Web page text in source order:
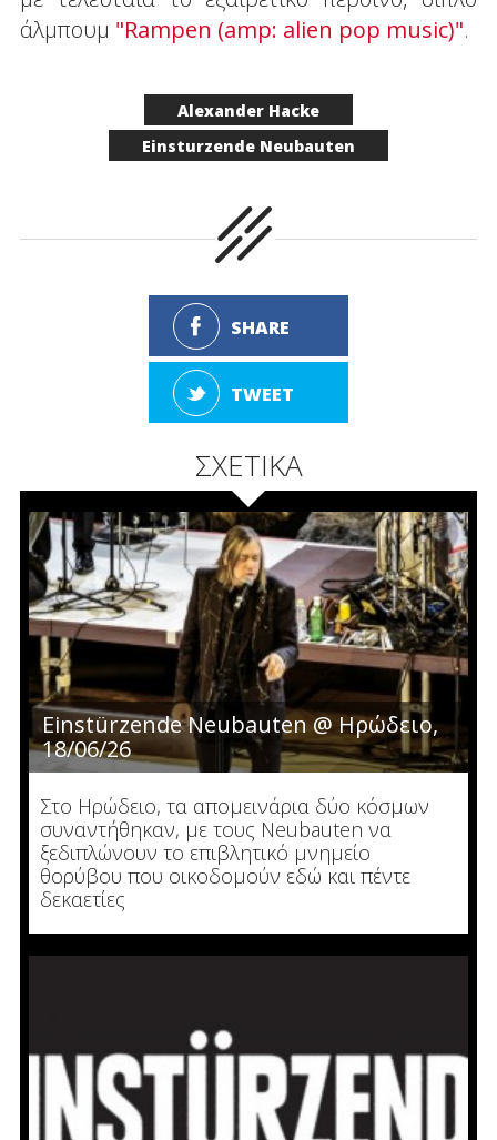
άλμπουμ "Rampen (amp: alien pop music)".
Alexander Hacke
Einsturzende Neubauten
SHARE
TWEET
ΣΧΕΤΙΚΑ
Einstürzende Neubauten @ Ηρώδειο,
18/06/26
Στο Ηρώδειο, τα απομεινάρια δύο κόσμων
συναντήθηκαν, με τους Neubauten να
ξεδιπλώνουν το επιβλητικό μνημείο
θορύβου που οικοδομούν εδώ και πέντε
δεκαετίες